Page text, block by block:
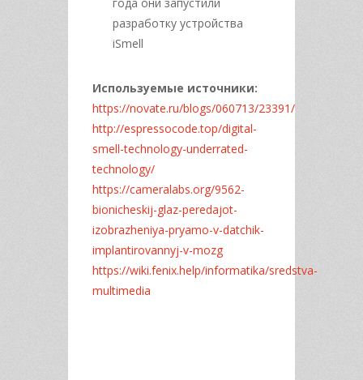
разработку устройства
iSmell
Используемые источники:
https://novate.ru/blogs/060713/23391/
http://espressocode.top/digital-
smell-technology-underrated-
technology/
https://cameralabs.org/9562-
bionicheskij-glaz-peredajot-
izobrazheniya-pryamo-v-datchik-
implantirovannyj-v-mozg
https://wiki.fenix.help/informatika/sredstva-
multimedia